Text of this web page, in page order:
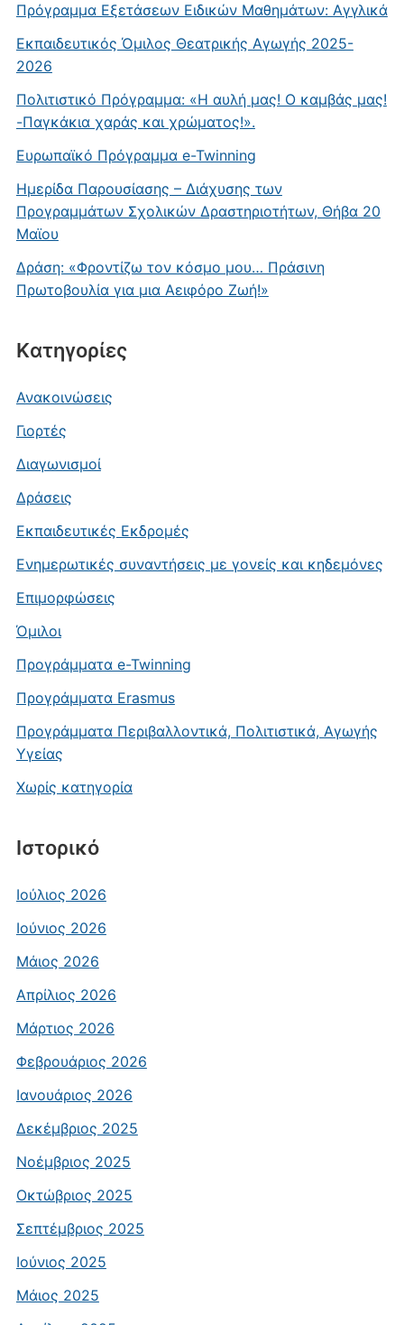
Πρόγραμμα Εξετάσεων Ειδικών Μαθημάτων: Αγγλικά
Εκπαιδευτικός Όμιλος Θεατρικής Αγωγής 2025-
2026
Πολιτιστικό Πρόγραμμα: «Η αυλή μας! Ο καμβάς μας!
-Παγκάκια χαράς και χρώματος!».
Ευρωπαϊκό Πρόγραμμα e-Twinning
Ημερίδα Παρουσίασης – Διάχυσης των
Προγραμμάτων Σχολικών Δραστηριοτήτων, Θήβα 20
Μαϊου
Δράση: «Φροντίζω τον κόσμο μου… Πράσινη
Πρωτοβουλία για μια Αειφόρο Ζωή!»
Kατηγορίες
Ανακοινώσεις
Γιορτές
Διαγωνισμοί
Δράσεις
Εκπαιδευτικές Εκδρομές
Ενημερωτικές συναντήσεις με γονείς και κηδεμόνες
Επιμορφώσεις
Όμιλοι
Προγράμματα e-Twinning
Προγράμματα Εrasmus
Προγράμματα Περιβαλλοντικά, Πολιτιστικά, Αγωγής
Υγείας
Χωρίς κατηγορία
Ιστορικό
Ιούλιος 2026
Ιούνιος 2026
Μάιος 2026
Απρίλιος 2026
Μάρτιος 2026
Φεβρουάριος 2026
Ιανουάριος 2026
Δεκέμβριος 2025
Νοέμβριος 2025
Οκτώβριος 2025
Σεπτέμβριος 2025
Ιούνιος 2025
Μάιος 2025